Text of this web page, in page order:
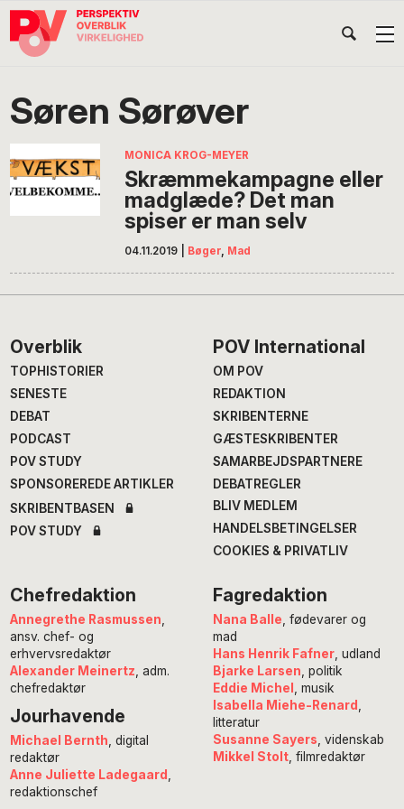
Gå
direkte
navigation
Skip
indhold
Gå
direkte
POV
International
Søren Sørøver
MONICA KROG-MEYER
Skræmmekampagne eller
madglæde? Det man
spiser er man selv
04.11.2019 Bøger, Mad
Footer
Overblik
TOPHISTORIER
SENESTE
DEBAT
PODCAST
POV STUDY
SPONSOREREDE ARTIKLER
SKRIBENTBASEN
POV STUDY
POV International
OM POV
REDAKTION
SKRIBENTERNE
GÆSTESKRIBENTER
SAMARBEJDSPARTNERE
DEBATREGLER
BLIV MEDLEM
HANDELSBETINGELSER
COOKIES & PRIVATLIV
Chefredaktion
Annegrethe Rasmussen
ansv. chef- og
erhvervsredaktør
Alexander Meinertz , adm.
chefredaktør
Jourhavende
Michael Bernth , digital
redaktør
Anne Juliette Ladegaard
redaktionschef
Fagredaktion
Nana Balle , fødevarer og
mad
Hans Henrik Fafner, udland
Bjarke Larsen , politik
Eddie Michel
, musik
Isabella Miehe-Renard
litteratur
Susanne Sayers , videnskab
Mikkel Stolt, filmredaktør